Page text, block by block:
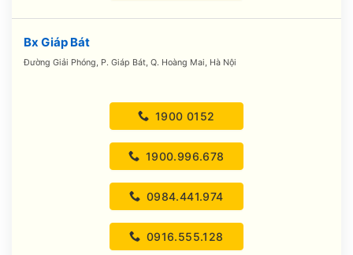
Bx Giáp Bát
Đường Giải Phóng, P. Giáp Bát, Q. Hoàng Mai, Hà Nội
1900 0152
1900.996.678
0984.441.974
0916.555.128